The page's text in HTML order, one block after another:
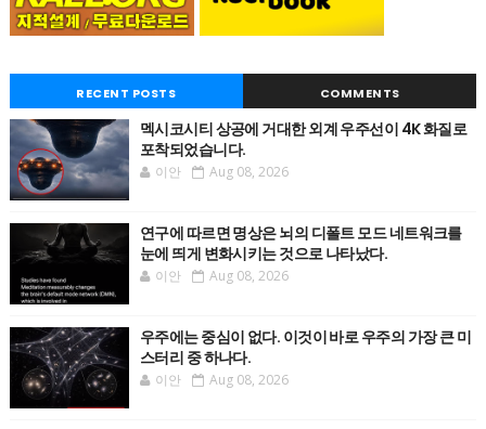
RECENT POSTS COMMENTS
멕시코시티 상공에 거대한 외계 우주선이 4K 화질로
포착되었습니다.
이안 Aug 08, 2026
연구에 따르면 명상은 뇌의 디폴트 모드 네트워크를
눈에 띄게 변화시키는 것으로 나타났다.
이안 Aug 08, 2026
우주에는 중심이 없다. 이것이 바로 우주의 가장 큰 미
스터리 중 하나다.
이안 Aug 08, 2026